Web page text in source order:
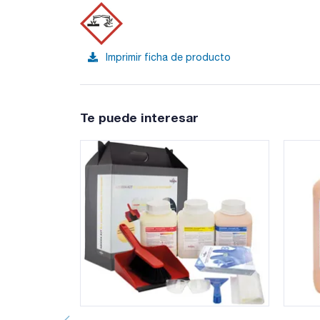
Imprimir ficha de producto
Te puede interesar